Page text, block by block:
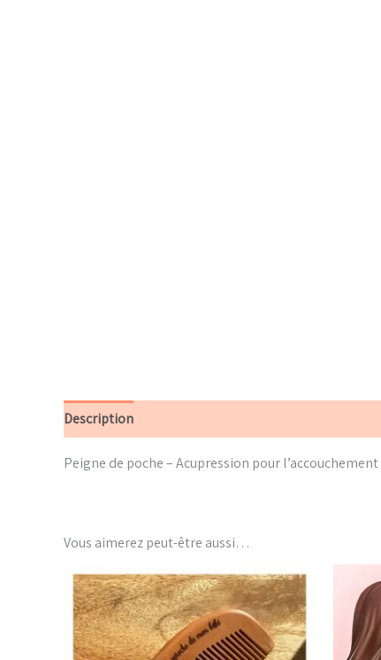
Description
Peigne de poche – Acupression pour l’accouchement
Vous aimerez peut-être aussi…